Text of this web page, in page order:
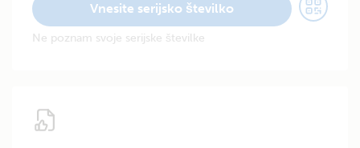
Vnesite serijsko številko
Ne poznam svoje serijske številke